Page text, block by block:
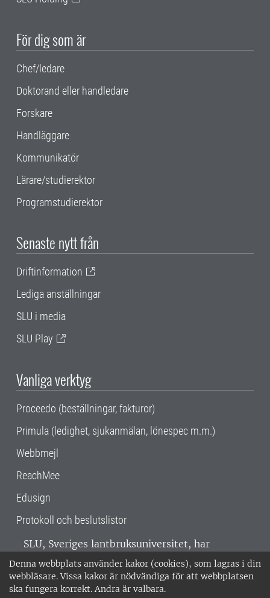
Denna webbplats använder kakor (cookies), som lagras i din
webbläsare. Vissa kakor är nödvändiga för att webbplatsen
ska fungera korrekt. Andra är valbara.
För dig som är
Chef/ledare
Doktorand eller handledare
Forskare
Handläggare
Kommunikatör
Lärare/studierektor
Programstudierektor
Senaste nytt från
Driftinformation
Lediga anställningar
SLU i media
SLU Play
Vanliga verktyg
Proceedo (beställningar, fakturor)
Primula (ledighet, sjukanmälan, lönespec m.m.)
Webbmejl
ReachMee
Edusign
Protokoll och beslutslistor
SLU, Sveriges lantbruksuniversitet, har
verksamhet över hela Sverige. Huvudorter är
Alnarp, Uppsala och Umeå.SLU är
miljöcertifierat enligt ISO 14001. •